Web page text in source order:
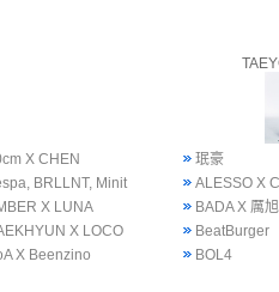
X CHEN
珉豪
BRLLNT, Minit
ALESSO X
X LUNA
BADA X 厲旭
X LOCO
BeatBurger
X Beenzino
BOL4